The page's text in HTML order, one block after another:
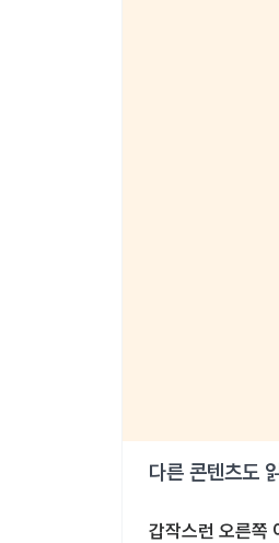
다른 콘텐츠도
갑작스런 오른쪽